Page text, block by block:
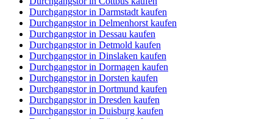
Durchgangstor in Darmstadt kaufen
Durchgangstor in Delmenhorst kaufen
Durchgangstor in Dessau kaufen
Durchgangstor in Detmold kaufen
Durchgangstor in Dinslaken kaufen
Durchgangstor in Dormagen kaufen
Durchgangstor in Dorsten kaufen
Durchgangstor in Dortmund kaufen
Durchgangstor in Dresden kaufen
Durchgangstor in Duisburg kaufen